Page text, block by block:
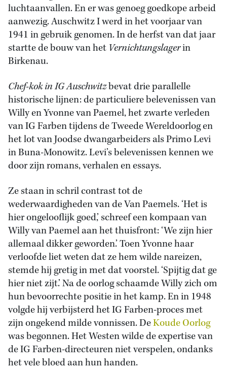
luchtaanvallen. En er was genoeg goedkope arbeid
aanwezig. Auschwitz I werd in het voorjaar van
1941 in gebruik genomen. In de herfst van dat jaar
startte de bouw van het Vernichtungslagerin
Birkenau.
Chef-kok in IG Auschwitzbevat drie parallelle
historische lijnen: de particuliere belevenissen van
Willy en Yvonne van Paemel, het zwarte verleden
van IG Farben tijdens de Tweede Wereldoorlog en
het lot van Joodse dwangarbeiders als Primo Levi
in Buna-Monowitz. Levi’s belevenissen kennen we
door zijn romans, verhalen en essays.
Ze staan in schril contrast tot de
wederwaardigheden van de Van Paemels. ‘Het is
hier ongelooflijk goed,’ schreef een kompaan van
Willy van Paemel aan het thuisfront: ‘We zijn hier
allemaal dikker geworden.’ Toen Yvonne haar
verloofde liet weten dat ze hem wilde nareizen,
stemde hij gretig in met dat voorstel. ‘Spijtig dat ge
hier niet zijt.’ Na de oorlog schaamde Willy zich om
hun bevoorrechte positie in het kamp. En in 1948
volgde hij verbijsterd het IG Farben-proces met
zijn ongekend milde vonnissen. DeKoude Oorlog
was begonnen. Het Westen wilde de expertise van
de IG Farben-directeuren niet verspelen, ondanks
het vele bloed aan hun handen.